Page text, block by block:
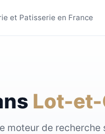
et Patisserie en France
Lot-et-
moteur de recherche